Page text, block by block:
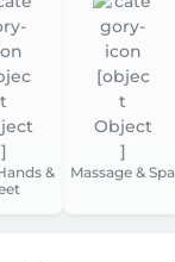
&
Massage & Spa